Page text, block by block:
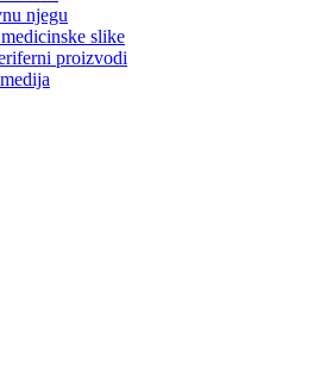
njegu
slike
proizvodi